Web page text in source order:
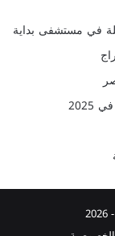
في مستشفى بداية
- 2026